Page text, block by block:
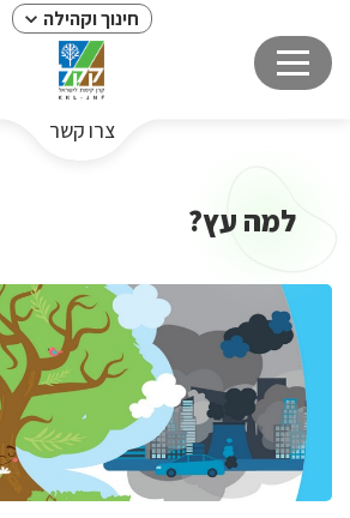
חינוך וקהילה
צרו קשר
למה עץ?